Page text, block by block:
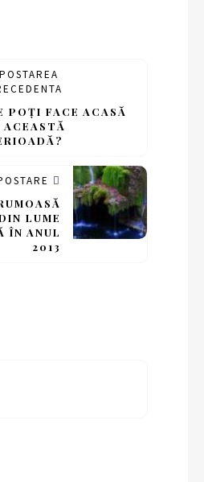
POSTAREA
POȚI FACE ACASĂ
ACEASTĂ
LUME
ÎN ANUL
2013